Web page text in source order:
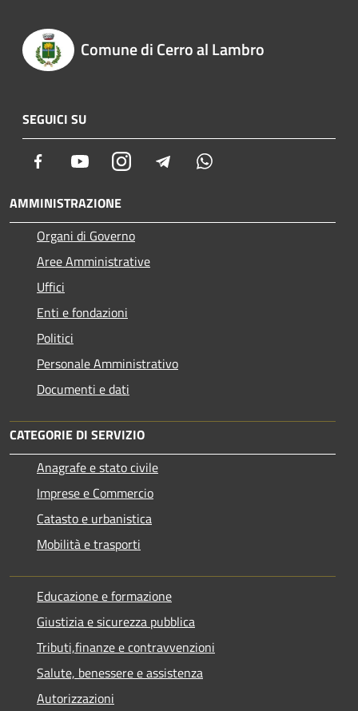
Comune di Cerro al Lambro
SEGUICI SU
Facebook YoutubeInstagram Telegram
AMMINISTRAZIONE
Organi di Governo
Aree Amministrative
Uffici
Enti e fondazioni
Politici
Personale Amministrativo
Documenti e dati
CATEGORIE DI SERVIZIO
Anagrafe e stato civile
Imprese e Commercio
Catasto e urbanistica
Mobilità e trasporti
Educazione e formazione
Giustizia e sicurezza pubblica
Tributi,finanze e contravvenzioni
Salute, benessere e assistenza
Autorizzazioni